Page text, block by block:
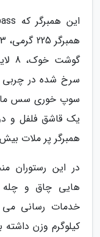
یک قاشق فلفل و
همبرگر پر ملات بیش از 9.982 کالری
در این رستوران
هایی چاق و چله
کیلوگرم وزن